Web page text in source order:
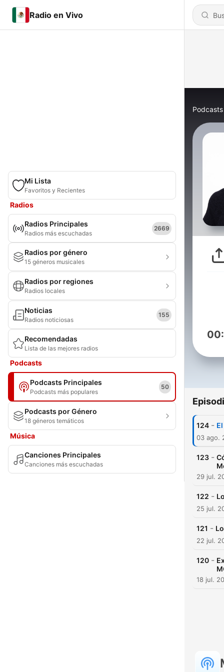
Radio en Vivo
Mi Lista
Favoritos y Recientes
Radios
Radios Principales
Radios más escuchadas
2669
Radios por género
15 géneros musicales
Radios por regiones
Radios locales
Noticias
Radios noticiosas
155
Recomendadas
Lista de las mejores radios
Podcasts
Podcasts Principales
Podcasts más populares
50
Podcasts por Género
18 géneros temáticos
Música
Canciones Principales
Canciones más escuchadas
Podcasts
124 -
03 ago.
123 -
29 jul.
122 -
25 jul.
121 -
22 jul.
120 -
18 jul.